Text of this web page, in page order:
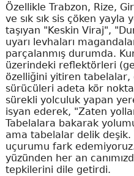
Özellikle Trabzon, Rize,
ve sık sık sis çöken yayla
taşıyan "Keskin Viraj",
uyarı levhaları
parçalanmış durumda.
üzerindeki reflektörleri
özelliğini yitiren tabelalar,
sürücüleri adeta kör
sürekli yolculuk yapan
isyan ederek, "Zaten
Tabelalara bakarak
ama tabelalar delik deşik.
uçurumu fark
yüzünden her an
tepkilerini dile getirdi.